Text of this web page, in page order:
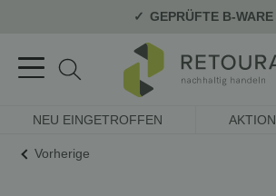
GEPRÜFTE B-WARE
NEU EINGETROFFEN AKTION
Vorherige